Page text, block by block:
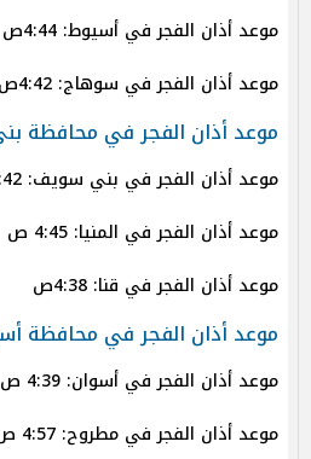
موعد أذان الفجر في أسيوط: 4:44ص
موعد أذان الفجر في سوهاج: 4:42ص
موعد أذان الفجر في محافظة
موعد أذان الفجر في بني سويف: 4:42 ص
موعد أذان الفجر في المنيا: 4:45 ص
موعد أذان الفجر في قنا: 4:38ص
موعد أذان الفجر في محافظة
موعد أذان الفجر في أسوان: 4:39 ص
موعد أذان الفجر في مطروح: 4:57 ص